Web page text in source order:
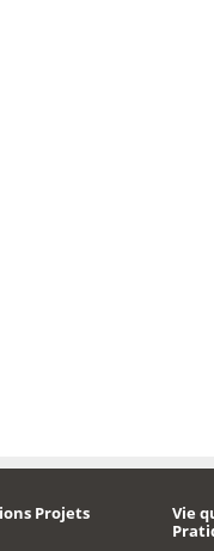
Projets
Vie